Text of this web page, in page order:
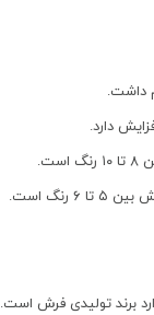
داشت.
دارد.
برند تولیدی فرش است.